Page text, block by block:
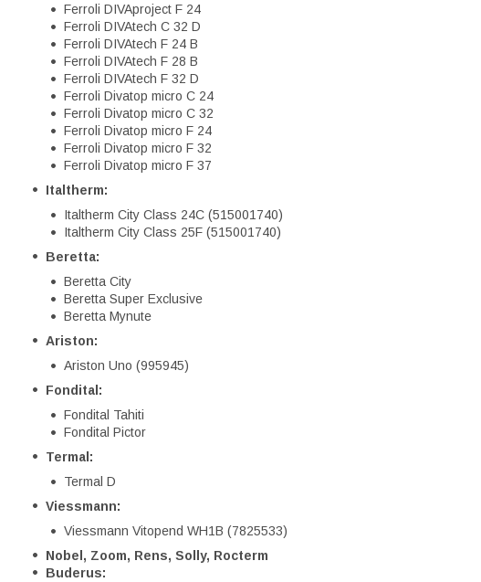
Ferroli DIVAproject F 24
Ferroli DIVAtech C 32 D
Ferroli DIVAtech F 24 B
Ferroli DIVAtech F 28 B
Ferroli DIVAtech F 32 D
Ferroli Divatop micro C 24
Ferroli Divatop micro C 32
Ferroli Divatop micro F 24
Ferroli Divatop micro F 32
Ferroli Divatop micro F 37
Italtherm:
Italtherm City Class 24C (515001740)
Italtherm City Class 25F (515001740)
Beretta:
Beretta City
Beretta Super Exclusive
Beretta Mynute
Ariston:
Ariston Uno (995945)
Fondital:
Fondital Tahiti
Fondital Pictor
Termal:
Termal D
Viessmann:
Viessmann Vitopend WH1B (7825533)
Nobel, Zoom, Rens, Solly, Rocterm
Buderus: